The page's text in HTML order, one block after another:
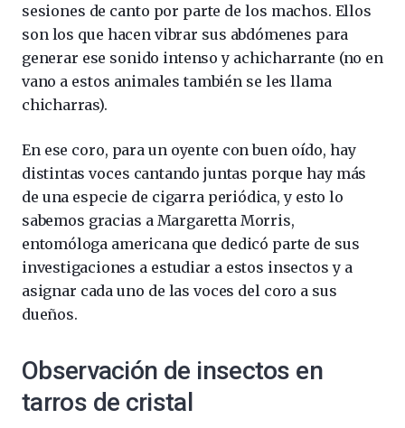
sesiones de canto por parte de los machos. Ellos
son los que hacen vibrar sus abdómenes para
generar ese sonido intenso y achicharrante (no en
vano a estos animales también se les llama
chicharras).
En ese coro, para un oyente con buen oído, hay
distintas voces cantando juntas porque hay más
de una especie de cigarra periódica, y esto lo
sabemos gracias a Margaretta Morris,
entomóloga americana que dedicó parte de sus
investigaciones a estudiar a estos insectos y a
asignar cada uno de las voces del coro a sus
dueños.
Observación de insectos en
tarros de cristal